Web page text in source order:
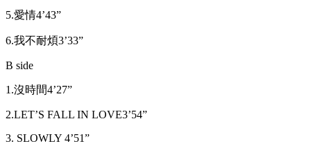
5.愛情4’43”
6.我不耐煩3’33”
B side
1.沒時間4’27”
2.LET’S FALL IN LOVE3’54”
3. SLOWLY 4’51”